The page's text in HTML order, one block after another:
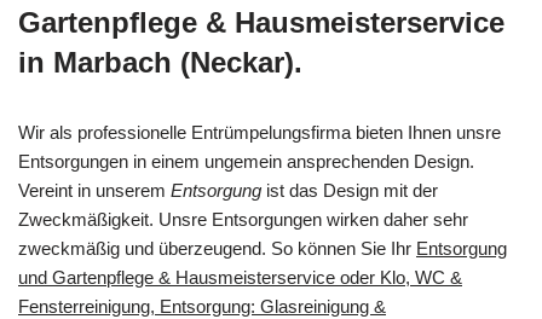
Gartenpflege & Hausmeisterservice
in Marbach (Neckar).
Wir als professionelle Entrümpelungsfirma bieten Ihnen unsre
Entsorgungen in einem ungemein ansprechenden Design.
Vereint in unserem Entsorgung ist das Design mit der
Zweckmäßigkeit. Unsre Entsorgungen wirken daher sehr
zweckmäßig und überzeugend. So können Sie Ihr Entsorgung
und Gartenpflege & Hausmeisterservice oder Klo, WC &
Fensterreinigung, Entsorgung: Glasreinigung &